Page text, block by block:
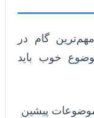
گام در
خوب باید
پیشین